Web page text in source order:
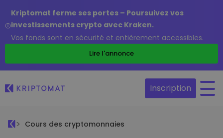
Kriptomat ferme ses portes – Poursuivez vos
investissements crypto avec Kraken.
Vos fonds sont en sécurité et entièrement accessibles.
Lire l'annonce
Inscription
Cours des cryptomonnaies